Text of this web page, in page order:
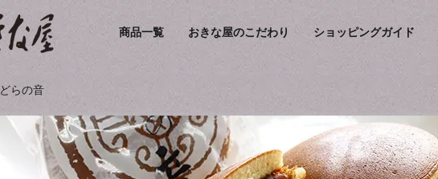
商品一覧 おきな屋のこだわり ショッピングガイド
どらの音